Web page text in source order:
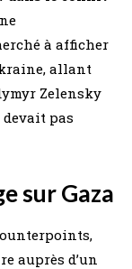
à afficher
allant
Zelensky
devait pas
sur Gaza
auprès d’un